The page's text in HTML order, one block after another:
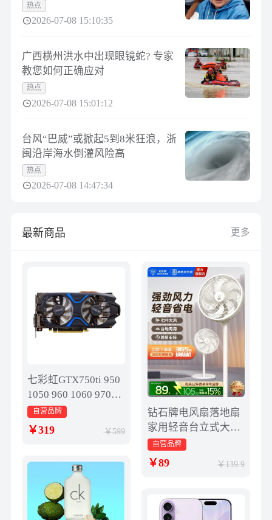
热点
2026-07-08 15:10:35
广西横州洪水中出现眼镜蛇? 专家
教您如何正确应对
热点
2026-07-08 15:01:12
台风“巴威”或掀起5到8米狂浪，浙
闽沿岸海水倒灌风险高
热点
2026-07-08 14:47:34
最新商品 更多
七彩虹GTX750ti 950
1050 960 1060 970台
式机吃鸡游戏显卡2g
4g
自营品牌
319 599
钻石牌电风扇落地扇
家用轻音台立式大风
力七叶电扇宿舍小型
强力BY
自营品牌
89 139.9